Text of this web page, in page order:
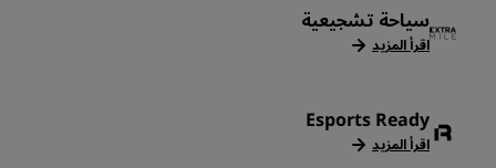
سياحة تشجيعية
اقرأ المزيد
Esports Ready
اقرأ المزيد